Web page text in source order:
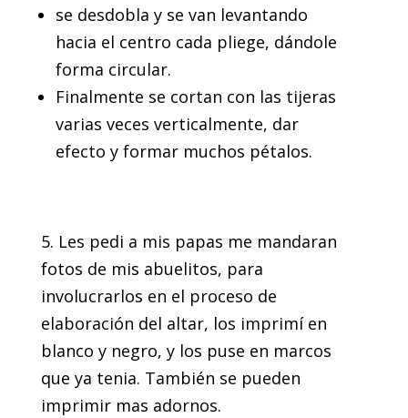
se desdobla y se van levantando
hacia el centro cada pliege, dándole
forma circular.
Finalmente se cortan con las tijeras
varias veces verticalmente, dar
efecto y formar muchos pétalos.
5. Les pedi a mis papas me mandaran
fotos de mis abuelitos, para
involucrarlos en el proceso de
elaboración del altar, los imprimí en
blanco y negro, y los puse en marcos
que ya tenia. También se pueden
imprimir mas adornos.